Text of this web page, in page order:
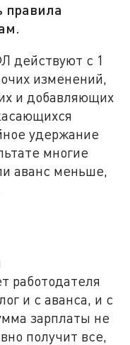
правила
действуют с 1
изменений,
и добавляющих
удержание
многие
аванс меньше,
работодателя
и с аванса, и с
зарплаты не
получит все,